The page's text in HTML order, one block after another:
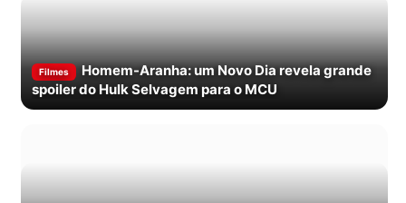
Filmes
Homem-Aranha: um Novo Dia revela grande
spoiler do Hulk Selvagem para o MCU